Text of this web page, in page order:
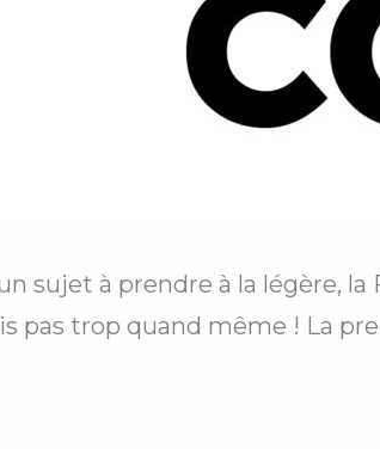
sujet à prendre à la légère,
pas trop quand même ! La